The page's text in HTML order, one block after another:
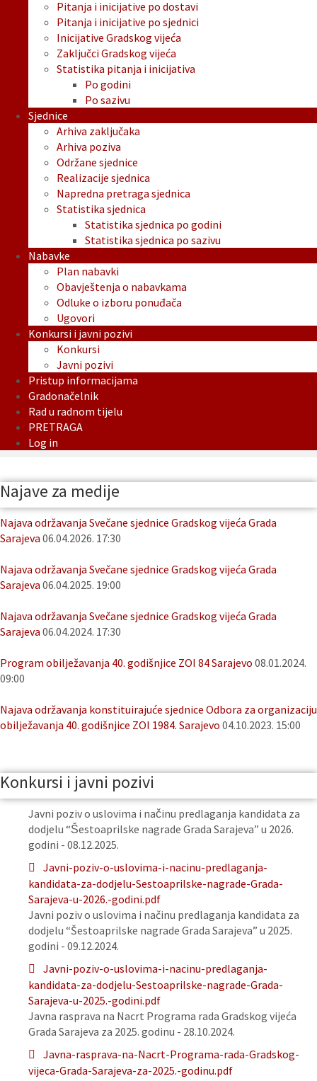
Pitanja i inicijative po dostavi
Pitanja i inicijative po sjednici
Inicijative Gradskog vijeća
Zaključci Gradskog vijeća
Statistika pitanja i inicijativa
Po godini
Po sazivu
Sjednice
Arhiva zaključaka
Arhiva poziva
Održane sjednice
Realizacije sjednica
Napredna pretraga sjednica
Statistika sjednica
Statistika sjednica po godini
Statistika sjednica po sazivu
Nabavke
Plan nabavki
Obavještenja o nabavkama
Odluke o izboru ponuđača
Ugovori
Konkursi i javni pozivi
Konkursi
Javni pozivi
Pristup informacijama
Gradonačelnik
Rad u radnom tijelu
PRETRAGA
Log in
Najave za medije
Najava održavanja Svečane sjednice Gradskog vijeća Grada
Sarajeva 06.04.2026. 17:30
Najava održavanja Svečane sjednice Gradskog vijeća Grada
Sarajeva 06.04.2025. 19:00
Najava održavanja Svečane sjednice Gradskog vijeća Grada
Sarajeva 06.04.2024. 17:30
Program obilježavanja 40. godišnjice ZOI 84 Sarajevo 08.01.2024.
09:00
Najava održavanja konstituirajuće sjednice Odbora za organizaciju
obilježavanja 40. godišnjice ZOI 1984. Sarajevo 04.10.2023. 15:00
Konkursi i javni pozivi
Javni poziv o uslovima i načinu predlaganja kandidata za
dodjelu “Šestoaprilske nagrade Grada Sarajeva” u 2026.
godini - 08.12.2025.
Javni-poziv-o-uslovima-i-nacinu-predlaganja-
kandidata-za-dodjelu-Sestoaprilske-nagrade-Grada-
Sarajeva-u-2026.-godini.pdf
Javni poziv o uslovima i načinu predlaganja kandidata za
dodjelu “Šestoaprilske nagrade Grada Sarajeva” u 2025.
godini - 09.12.2024.
Javni-poziv-o-uslovima-i-nacinu-predlaganja-
kandidata-za-dodjelu-Sestoaprilske-nagrade-Grada-
Sarajeva-u-2025.-godini.pdf
Javna rasprava na Nacrt Programa rada Gradskog vijeća
Grada Sarajeva za 2025. godinu - 28.10.2024.
Javna-rasprava-na-Nacrt-Programa-rada-Gradskog-
vijeca-Grada-Sarajeva-za-2025.-godinu.pdf